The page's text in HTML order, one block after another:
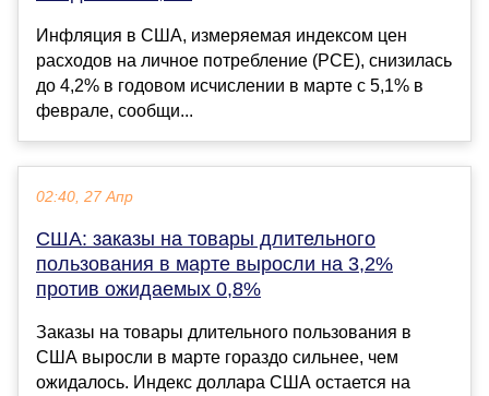
Инфляция в США, измеряемая индексом цен
расходов на личное потребление (PCE), снизилась
до 4,2% в годовом исчислении в марте с 5,1% в
феврале, сообщи...
02:40, 27 Апр
США: заказы на товары длительного
пользования в марте выросли на 3,2%
против ожидаемых 0,8%
Заказы на товары длительного пользования в
США выросли в марте гораздо сильнее, чем
ожидалось. Индекс доллара США остается на